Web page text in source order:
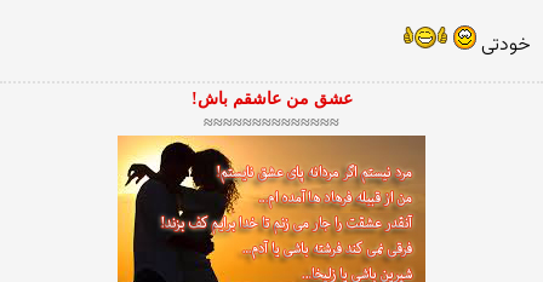
خودتی
عشق من عاشقم باش!
≈≈≈≈≈≈≈≈≈≈≈≈≈≈